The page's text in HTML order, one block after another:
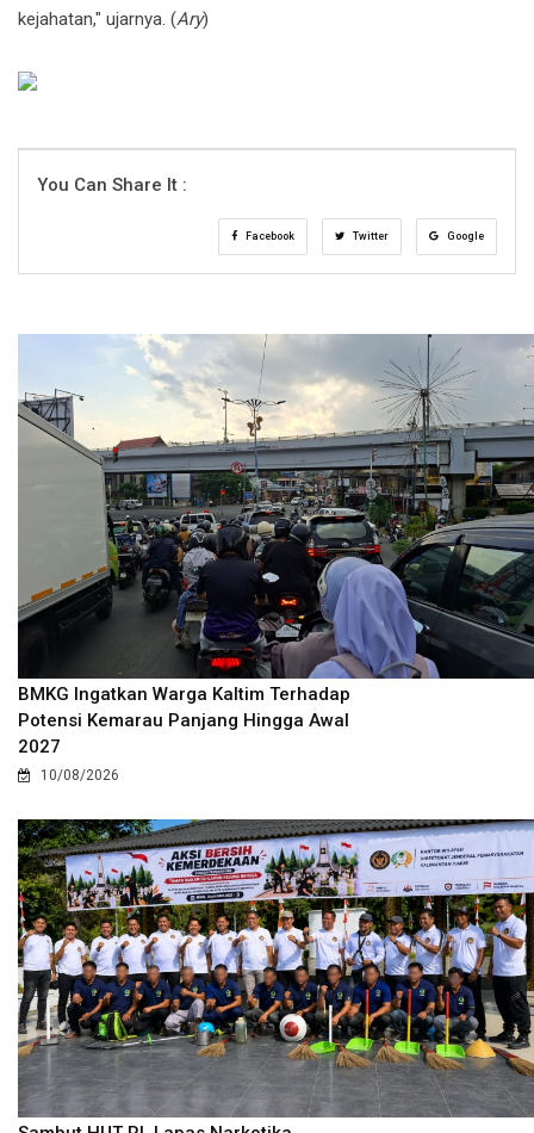
kejahatan," ujarnya. (Ary)
You Can Share It :
Facebook Twitter Google
BMKG Ingatkan Warga Kaltim Terhadap
Potensi Kemarau Panjang Hingga Awal
2027
10/08/2026